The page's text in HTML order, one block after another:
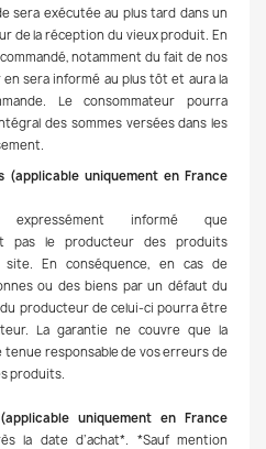
sera exécutée au plus tard dans un
de la réception du vieux produit. En
notamment du fait de nos
sera informé au plus tôt et aura la
Le consommateur pourra
des sommes versées dans les
uniquement en France
informé que
pas le producteur des produits
En conséquence, en cas de
ou des biens par un défaut du
producteur de celui-ci pourra être
La garantie ne couvre que la
responsable de vos erreurs de
produits.
uniquement en France
la date d’achat*. *Sauf mention